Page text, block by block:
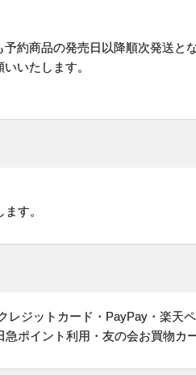
約商品の発売日以降順次発送と
いたします。
す。
ジットカード・PayPay・楽天
ポイント利用・友の会お買物カ